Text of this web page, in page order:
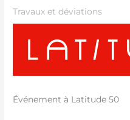
Travaux et déviations
Événement à Latitude 50